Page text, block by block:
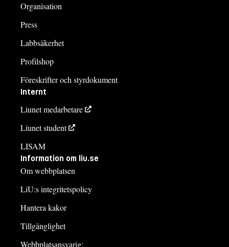
Organisation
Press
Labbsäkerhet
Profilshop
Föreskrifter och styrdokument
Internt
Liunet medarbetare
Liunet student
LISAM
Information om liu.se
Om webbplatsen
LiU:s integritetspolicy
Hantera kakor
Tillgänglighet
Webbplatsansvarig: